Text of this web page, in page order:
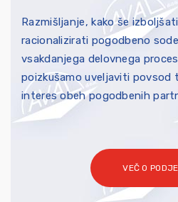
Razmišljanje, kako še
racionalizirati pogodbeno
vsakdanjega delovnega
poizkušamo uveljaviti povsod
interes obeh pogodbenih
VEČ O